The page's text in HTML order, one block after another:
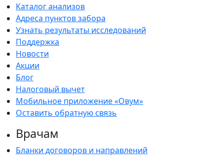
Каталог анализов
Адреса пунктов забора
Узнать результаты исследований
Поддержка
Новости
Акции
Блог
Налоговый вычет
Мобильное приложение «Овум»
Оставить обратную связь
Врачам
Бланки договоров и направлений